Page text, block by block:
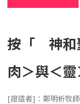
按「 神和
肉＞與＜
[證道者]：鄭明析牧師